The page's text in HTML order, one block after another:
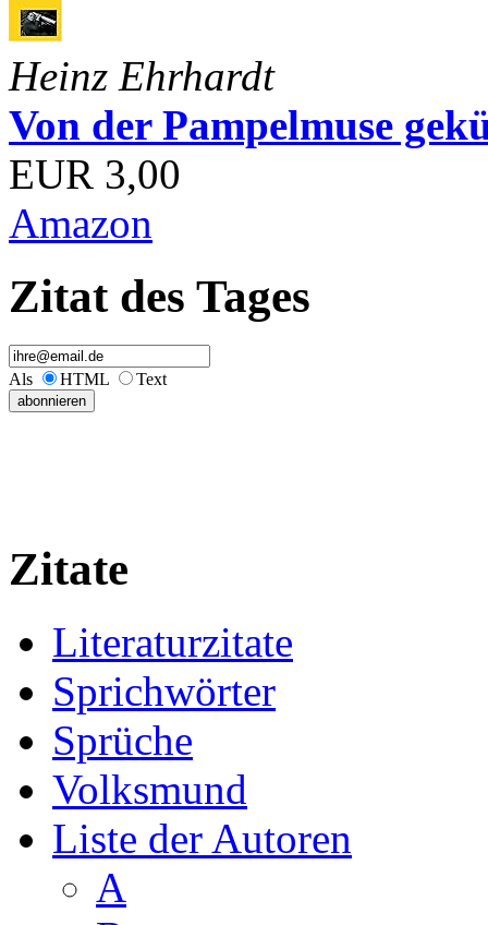
Heinz Ehrhardt
Von der Pampelmuse
EUR 3,00
Amazon
Zitat des Tages
Als HTML Text
Zitate
Literaturzitate
Sprichwörter
Sprüche
Volksmund
Liste der Autoren
A